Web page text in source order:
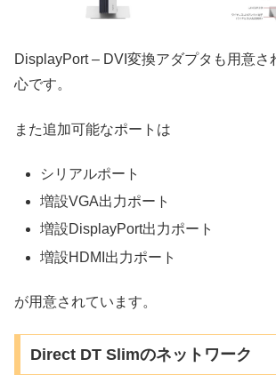
DisplayPort – DVI変換アダプタも用意さ
心です。
また追加可能なポートは
シリアルポート
増設VGA出力ポート
増設DisplayPort出力ポート
増設HDMI出力ポート
が用意されています。
Direct DT Slimのネットワーク